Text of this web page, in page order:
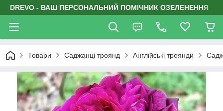
DREVO - ВАШ ПЕРСОНАЛЬНИЙ ПОМІЧНИК ОЗЕЛЕНЕННЯ
Товари Саджанці троянд Англійські троянди